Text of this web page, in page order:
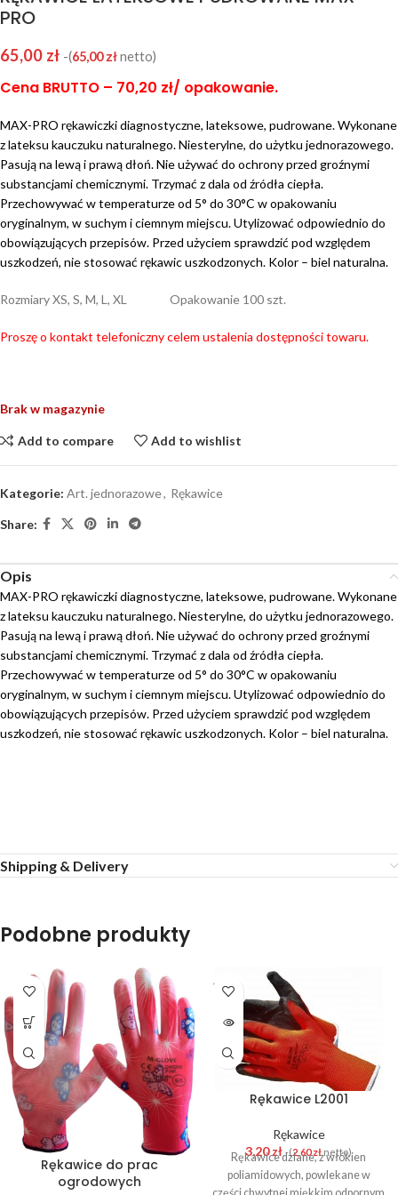
PRO
65,00 zł -(65,00złnetto)
Cena BRUTTO – 70,20 zł/ opakowanie.
MAX-PRO rękawiczki diagnostyczne, lateksowe, pudrowane. Wykonane
z lateksu kauczuku naturalnego. Niesterylne, do użytku jednorazowego.
Pasują na lewą i prawą dłoń. Nie używać do ochrony przed groźnymi
substancjami chemicznymi. Trzymać z dala od źródła ciepła.
Przechowywać w temperaturze od 5° do 30°C w opakowaniu
oryginalnym, w suchym i ciemnym miejscu. Utylizować odpowiednio do
obowiązujących przepisów. Przed użyciem sprawdzić pod względem
uszkodzeń, nie stosować rękawic uszkodzonych. Kolor – biel naturalna.
Rozmiary XS, S, M, L, XL Opakowanie 100 szt.
Proszę o kontakt telefoniczny celem ustalenia dostępności towaru.
Brak w magazynie
Add to compare Add to wishlist
Kategorie: Art. jednorazowe, Rękawice
Share:
Opis
MAX-PRO rękawiczki diagnostyczne, lateksowe, pudrowane. Wykonane
z lateksu kauczuku naturalnego. Niesterylne, do użytku jednorazowego.
Pasują na lewą i prawą dłoń. Nie używać do ochrony przed groźnymi
substancjami chemicznymi. Trzymać z dala od źródła ciepła.
Przechowywać w temperaturze od 5° do 30°C w opakowaniu
oryginalnym, w suchym i ciemnym miejscu. Utylizować odpowiednio do
obowiązujących przepisów. Przed użyciem sprawdzić pod względem
uszkodzeń, nie stosować rękawic uszkodzonych. Kolor – biel naturalna.
Shipping & Delivery
Podobne produkty
Rękawice do prac
ogrodowych
SOLD
OUT
Rękawice L2001
Rękawice
3,20zł -(2,60zł netto)
Rękawice dziane, z włókien
poliamidowych, powlekane w